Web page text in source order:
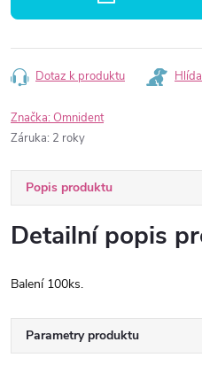
Dotaz k produktu
Značka: Omnident
Záruka: 2 roky
Popis produktu
Detailní popis
Balení 100ks.
Parametry produktu